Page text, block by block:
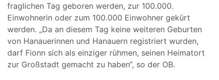
fraglichen Tag geboren werden, zur 100.000.
Einwohnerin oder zum 100.000 Einwohner gekürt
werden. „Da an diesem Tag keine weiteren Geburten
von Hanauerinnen und Hanauern registriert wurden,
darf Fionn sich als einziger rühmen, seinen Heimatort
zur Großstadt gemacht zu haben“, so der OB.